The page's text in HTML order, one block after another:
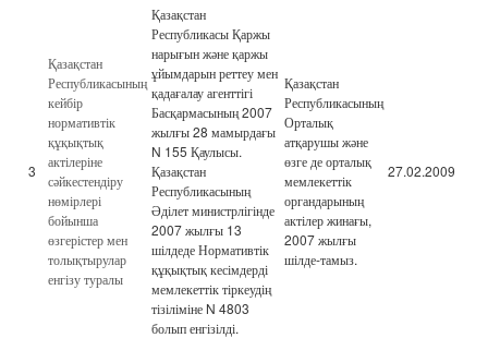
3
Қазақстан
Республикасының
кейбір
нормативтік
құқықтық
актілеріне
сәйкестендіру
нөмірлері
бойынша
өзгерістер мен
толықтырулар
енгізу туралы
Қазақстан
Республикасы Қаржы
нарығын және қаржы
ұйымдарын реттеу мен
қадағалау агенттігі
Басқармасының 2007
жылғы 28 мамырдағы
N 155 Қаулысы.
Қазақстан
Республикасының
Әділет министрлігінде
2007 жылғы 13
шілдеде Нормативтік
құқықтық кесімдерді
мемлекеттік тіркеудің
тізіліміне N 4803
болып енгізілді.
Қазақстан
Республикасының
Орталық
атқарушы және
өзге де орталық
мемлекеттік
органдарының
актілер жинағы,
2007 жылғы
шілде-тамыз.
27.02.2009